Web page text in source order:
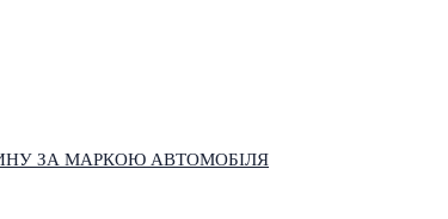
ЗА МАРКОЮ АВТОМОБІЛЯ